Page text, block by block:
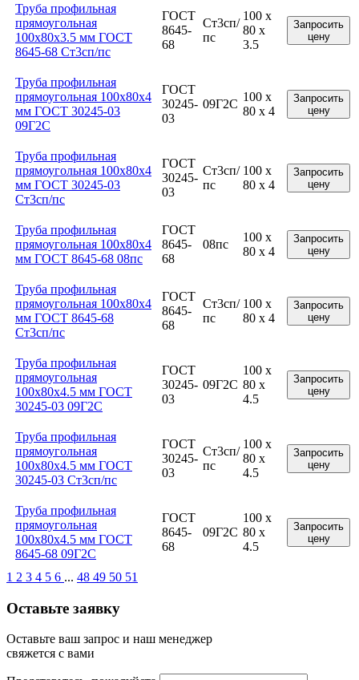
Труба профильная
прямоугольная
100x80x3.5 мм ГОСТ
8645-68 Ст3сп/пс
ГОСТ
8645-
68
Ст3сп/
пс
100 x
80 x
3.5
Запросить
цену
Труба профильная
прямоугольная 100x80x4
мм ГОСТ 30245-03
09Г2С
ГОСТ
30245-
03
09Г2С
100 x
80 x 4
Запросить
цену
Труба профильная
прямоугольная 100x80x4
мм ГОСТ 30245-03
Ст3сп/пс
ГОСТ
30245-
03
Ст3сп/
пс
100 x
80 x 4
Запросить
цену
Труба профильная
прямоугольная 100x80x4
мм ГОСТ 8645-68 08пс
ГОСТ
8645-
68
08пс
100 x
80 x 4
Запросить
цену
Труба профильная
прямоугольная 100x80x4
мм ГОСТ 8645-68
Ст3сп/пс
ГОСТ
8645-
68
Ст3сп/
пс
100 x
80 x 4
Запросить
цену
Труба профильная
прямоугольная
100x80x4.5 мм ГОСТ
30245-03 09Г2С
ГОСТ
30245-
03
09Г2С
100 x
80 x
4.5
Запросить
цену
Труба профильная
прямоугольная
100x80x4.5 мм ГОСТ
30245-03 Ст3сп/пс
ГОСТ
30245-
03
Ст3сп/
пс
100 x
80 x
4.5
Запросить
цену
Труба профильная
прямоугольная
100x80x4.5 мм ГОСТ
8645-68 09Г2С
ГОСТ
8645-
68
09Г2С
100 x
80 x
4.5
Запросить
цену
1 2 3 4 5 6 ... 48 49 50 51
Оставьте заявку
Оставьте ваш запрос и наш менеджер
свяжется с вами